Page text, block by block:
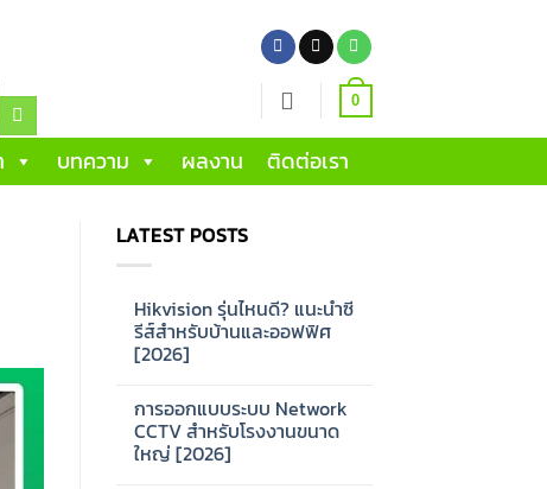
0
บทความ ผลงาน ติดต่อเรา
LATEST POSTS
Hikvision รุ่นไหนดี? แนะนำซี
รีส์สำหรับบ้านและออฟฟิศ
[2026]
on
Hikvision
รุ่น
ไหน
การออกแบบระบบ Network
CCTV สำหรับโรงงานขนาด
ใหญ่ [2026]